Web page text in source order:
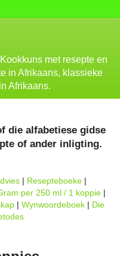
met resepte en
in Afrikaans, klassieke
Afrikaans.
die alfabetiese gidse
of ander inligting.
| Resepteboeke |
per 250 ml / 1 koppie |
| Wynwoordeboek | Die